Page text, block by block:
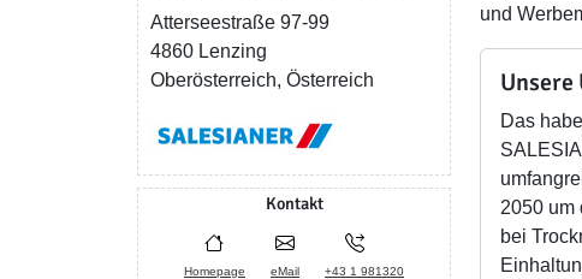
Atterseestraße 97-99
4860 Lenzing
Oberösterreich, Österreich
Kontakt
Homepage eMail +43 1 981320
und
Das
2050 um
bei